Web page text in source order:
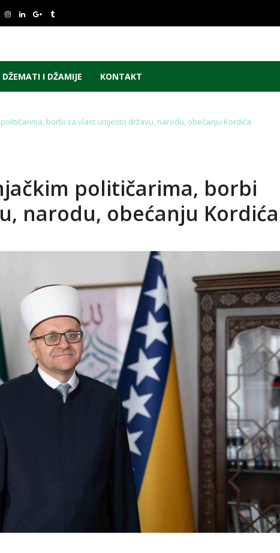
DŽEMATI I DŽAMIJE KONTAKT
borbi za vlast umjesto državu, narodu, obećanju Kordića
političarima, borbi
narodu, obećanju Kordića